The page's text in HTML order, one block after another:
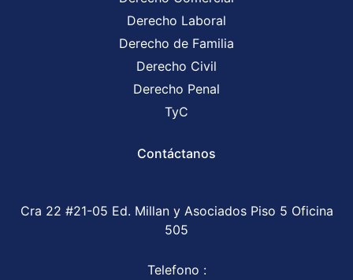
Derecho Laboral
Derecho de Familia
Derecho Civil
Derecho Penal
TyC
Contáctanos
Cra 22 #21-05 Ed. Millan y Asociados Piso 5 Oficina
505
Telefono :